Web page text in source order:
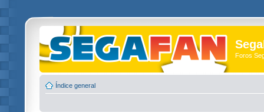
Foros
Índice general